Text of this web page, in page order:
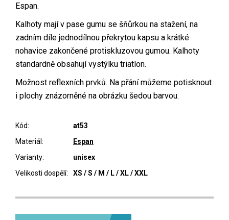
Espan.
Kalhoty mají v pase gumu se šňůrkou na stažení, na
zadním díle jednodílnou překrytou kapsu a krátké
nohavice zakončené protiskluzovou gumou. Kalhoty
standardně obsahují vystýlku triatlon.
Možnost reflexních prvků. Na přání můžeme potisknout
i plochy znázorněné na obrázku šedou barvou.
Kód:
at53
Materiál:
Espan
Varianty:
unisex
Velikosti dospělí:
XS / S / M / L / XL / XXL